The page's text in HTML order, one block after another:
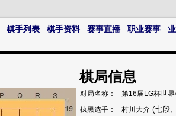
棋手列表 棋手资料 赛事直播 职业赛事
棋局信息
对局名称：
第16届LG杯世
执黑选手：
村川大介 (七段,